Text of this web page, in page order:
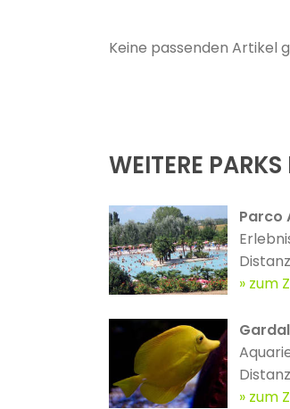
Keine passenden Artikel
WEITERE
Parco
zum
zum